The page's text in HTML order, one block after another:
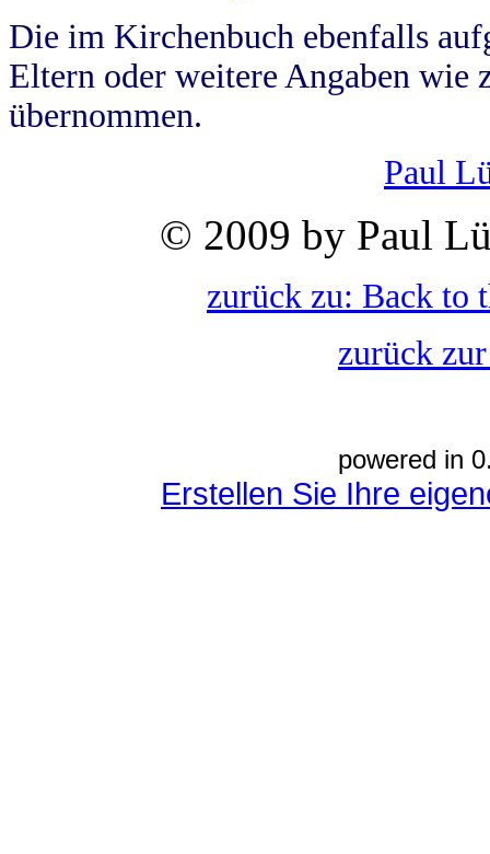
Die im Kirchenbuch ebenfalls
Eltern oder weitere Angaben wie
übernommen.
Paul
© 2009 by Paul
zurück zu: Back to
zurück
powered in
Erstellen Sie Ihre